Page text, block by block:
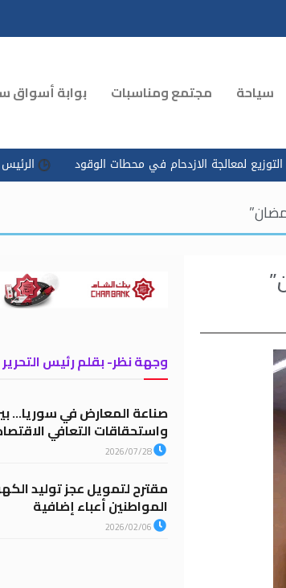
سياحة مجتمع ومناسبات بوابة أسواق
في محطات الوقود الرئيس الشرع يوجه
وجهة نظر- بقلم رئيس التحرير
صناعة المعارض في سوريا…
واستحقاقات التعافي
2026/07/28
مقترح لتمويل عجز توليد
المواطنين أعباء إضافية
2026/02/06